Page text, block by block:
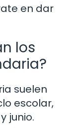
en dar
los
suelen
escolar,
junio.